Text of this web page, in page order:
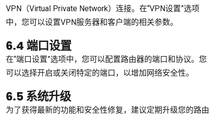
VPN（Virtual Private Network）连接。在“VPN设置”选项
中，您可以设置VPN服务器和客户端的相关参数。
6.4 端口设置
在“端口设置”选项中，您可以配置路由器的端口和协议。您
可以选择开启或关闭特定的端口，以增加网络安全性。
6.5 系统升级
为了获得最新的功能和安全性修复，建议定期升级您的路由